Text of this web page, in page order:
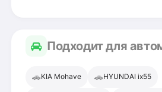
Подходит для
🚗KIA Mohave 🚗HYUNDAI ix55